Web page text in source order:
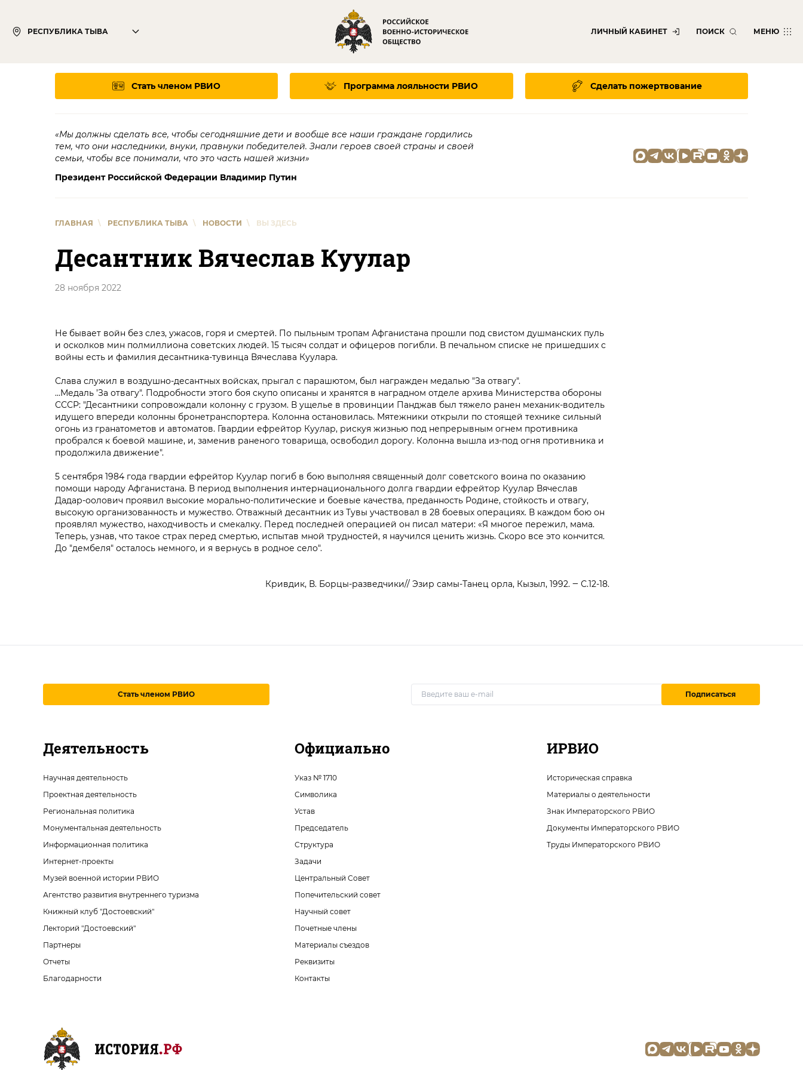
РЕСПУБЛИКА ТЫВА ЛИЧНЫЙ КАБИНЕТ ПОИСК МЕНЮ
Стать членом РВИО Программа лояльности РВИО Сделать пожертвование
«Мы должны сделать все, чтобы сегодняшние дети и вообще все наши граждане гордились
тем, что они наследники, внуки, правнуки победителей. Знали героев своей страны и своей
семьи, чтобы все понимали, что это часть нашей жизни»
Президент Российской Федерации Владимир Путин
ГЛАВНАЯ \ РЕСПУБЛИКА ТЫВА \ НОВОСТИ \ ВЫ ЗДЕСЬ
Десантник Вячеслав Куулар
28 ноября 2022
Нe бывает войн без слез, ужасов, горя и смертей. По пыльным тропам Афганистана прошли под свистом душманских пуль
и осколков мин полмиллиона советских людей. 15 тысяч солдат и офицеров погибли. В печальном списке не пришедших с
войны есть и фамилия десантника-тувинца Вячеслава Куулара.
Слава служил в воздушно-десантных войсках, прыгал с парашютом, был награжден медалью "За отвагу".
...Медаль ’За отвагу". Подробности этого боя скупо описаны и хранятся в наградном отделе архива Министерства обороны
СССР: "Десантники сопровождали колонну с грузом. В ущелье в провинции Панджав был тяжело ранен механик-водитель
идущего впереди колонны бронетранспортера. Колонна остановилась. Мятежники открыли по стоящей технике сильный
огонь из гранатометов и автоматов. Гвардии ефрейтор Куулар, рискуя жизнью под непрерывным огнем противника
пробрался к боевой машине, и, заменив раненого товарища, освободил дорогу. Колонна вышла из-под огня противника и
продолжила движение".
5 сентября 1984 года гвардии ефрейтор Куулар погиб в бою выполняя священный долг советского воина по оказанию
помощи народу Афганистана. В период выполнения интернационального долга гвардии ефрейтор Куулар Вячеслав
Дадар-оолович проявил высокие морально-политические и боевые качества, преданность Родине, стойкость и отвагу,
высокую организованность и мужество. Отважный десантник из Тувы участвовал в 28 боевых операциях. В каждом бою он
проявлял мужество, находчивость и смекалку. Перед последней операцией он писал матери: «Я многое пережил, мама.
Теперь, узнав, что такое страх перед смертью, испытав мной трудностей, я научился ценить жизнь. Скоро все это кончится.
До "дембеля" осталось немного, и я вернусь в родное село".
Кривдик, В. Борцы-разведчики// Эзир самы-Танец орла, Кызыл, 1992. ‒ С.12-18.
Стать членом РВИО Подписаться
Деятельность
Научная деятельность
Проектная деятельность
Региональная политика
Монументальная деятельность
Информационная политика
Интернет-проекты
Музей военной истории РВИО
Агентство развития внутреннего туризма
Книжный клуб "Достоевский"
Лекторий "Достоевский"
Партнеры
Отчеты
Благодарности
Официально
Указ № 1710
Символика
Устав
Председатель
Структура
Задачи
Центральный Совет
Попечительский совет
Научный совет
Почетные члены
Материалы съездов
Реквизиты
Контакты
ИРВИО
Историческая справка
Материалы о деятельности
Знак Императорского РВИО
Документы Императорского РВИО
Труды Императорского РВИО